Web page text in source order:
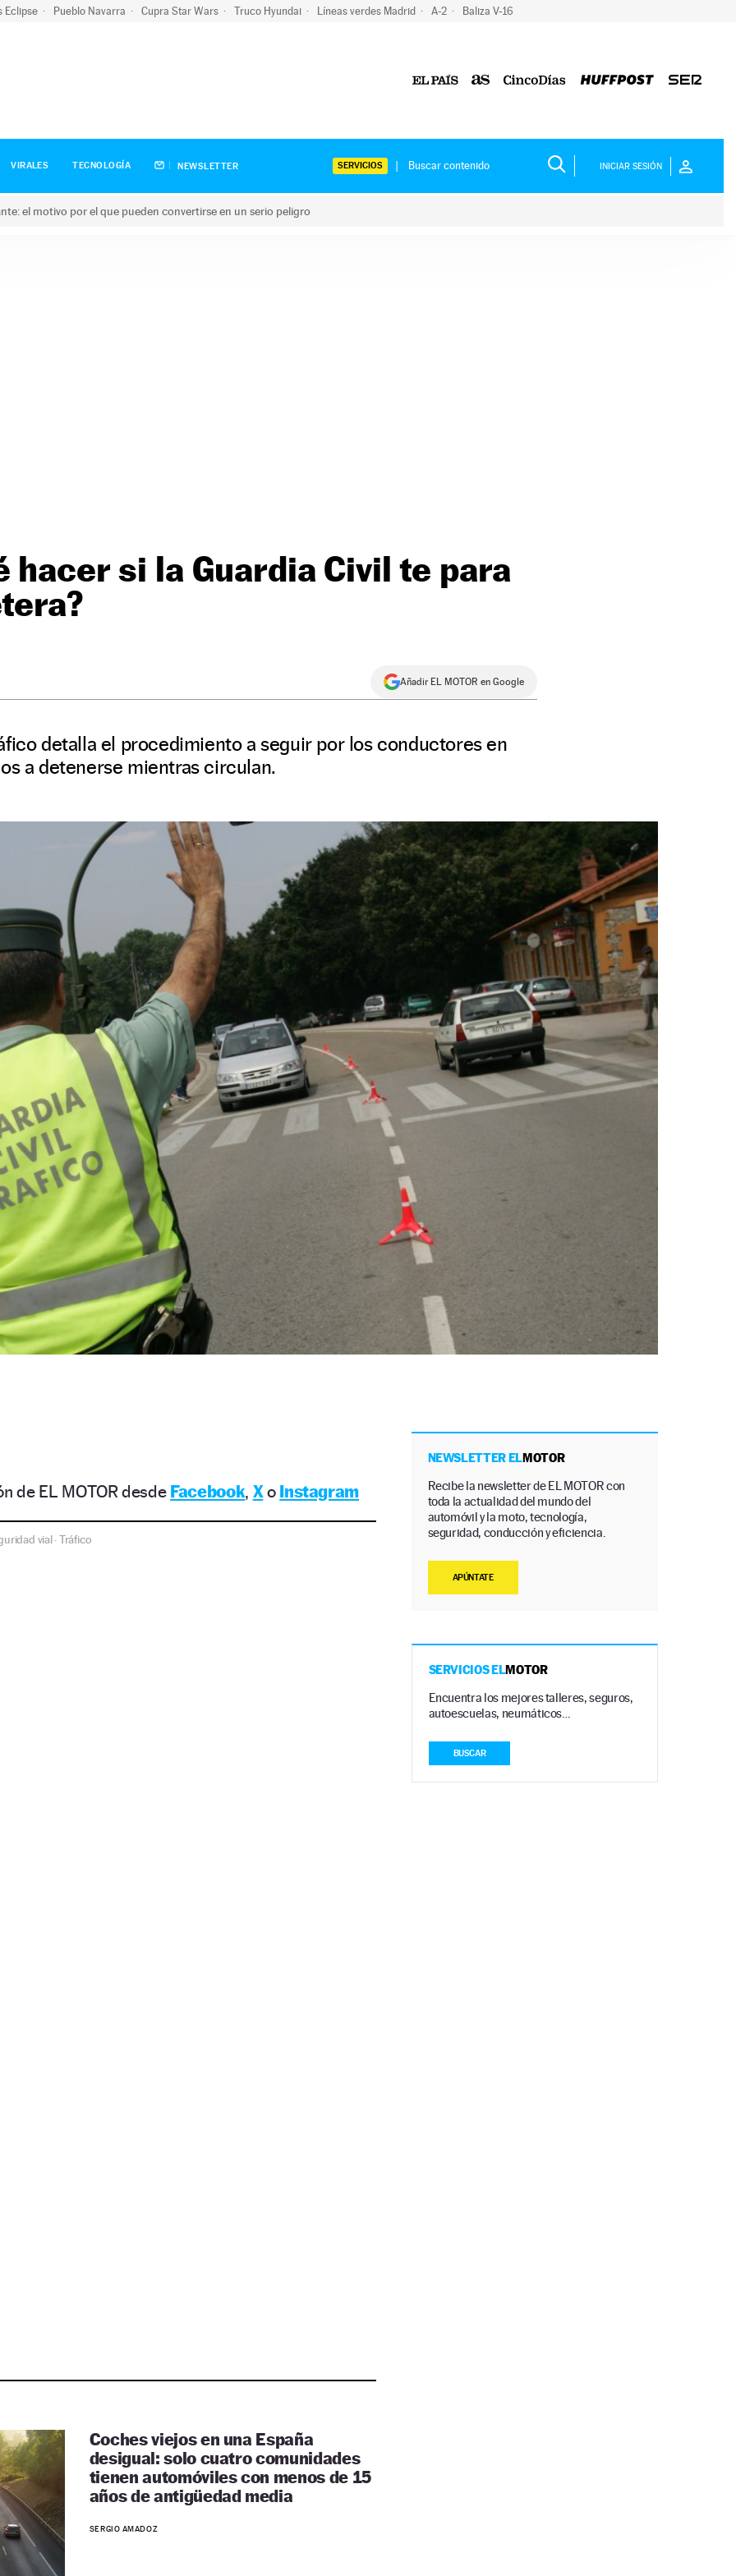
Eclipse Pueblo Navarra Cupra Star Wars Truco Hyundai Líneas verdes Madrid A-2 Baliza V-16
VIRALES TECNOLOGÍA NEWSLETTER SERVICIOS INICIAR SESIÓN
el motivo por el que pueden convertirse en un serio peligro
hacer si la Guardia Civil te para
Añadir EL MOTOR en Google
detalla el procedimiento a seguir por los conductores en
a detenerse mientras circulan.
de EL MOTOR desde Facebook, Xo Instagram
vial·Tráfico
Coches viejos en una España
desigual: solo cuatro comunidades
tienen automóviles con menos de 15
años de antigüedad media
SERGIO AMADOZ
NEWSLETTER ELMOTOR
Recibe la newsletter de EL MOTOR con
toda la actualidad del mundo del
automóvil y la moto, tecnología,
seguridad, conducción y eficiencia.
APÚNTATE
SERVICIOS ELMOTOR
Encuentra los mejores talleres, seguros,
autoescuelas, neumáticos…
BUSCAR